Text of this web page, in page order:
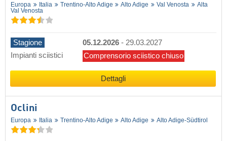
Europa Italia Trentino-Alto Adige Alto Adige Val Venosta
Alta
Val Venosta
Stagione 05.12.2026 - 29.03.2027
Impianti sciistici
Comprensorio sciistico chiuso
Dettagli
Oclini
Europa Italia Trentino-Alto Adige Alto Adige Alto Adige-Südtirol